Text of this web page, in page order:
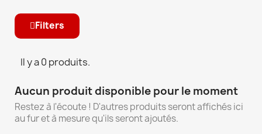
Filters
Il y a 0 produits.
Aucun produit disponible pour le moment
Restez à l'écoute ! D'autres produits seront affichés ici
au fur et à mesure qu'ils seront ajoutés.